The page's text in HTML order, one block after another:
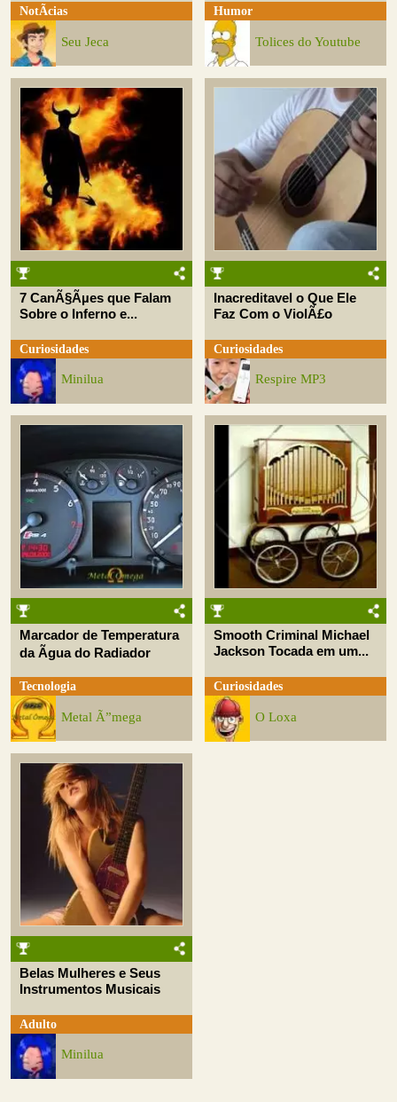
NotÃ­cias
Seu Jeca
Humor
Tolices do Youtube
7 CanÃ§Ãµes que Falam
Sobre o Inferno e...
Curiosidades
Minilua
Inacreditavel o Que Ele
Faz Com o ViolÃ£o
Curiosidades
Respire MP3
Marcador de Temperatura
da Ãgua do Radiador
Tecnologia
Metal Ã”mega
Smooth Criminal Michael
Jackson Tocada em um...
Curiosidades
O Loxa
Belas Mulheres e Seus
Instrumentos Musicais
Adulto
Minilua